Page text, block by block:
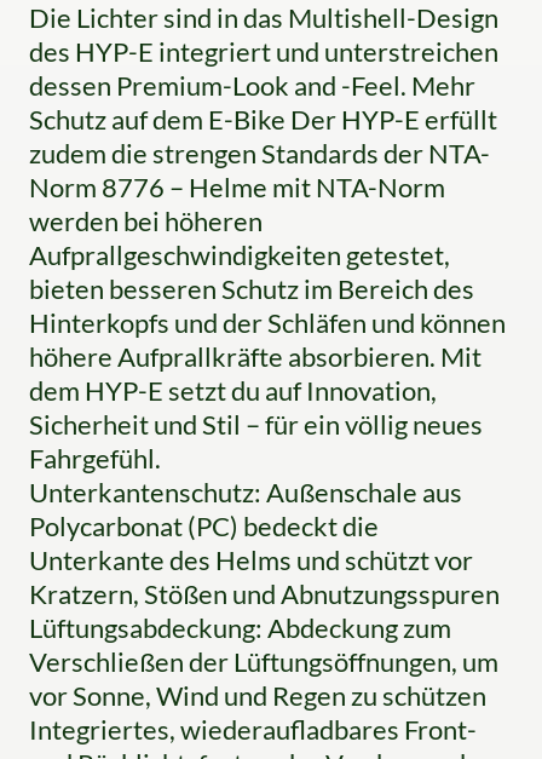
Die Lichter sind in das Multishell-Design
des HYP-E integriert und unterstreichen
dessen Premium-Look and -Feel. Mehr
Schutz auf dem E-Bike Der HYP-E erfüllt
zudem die strengen Standards der NTA-
Norm 8776 – Helme mit NTA-Norm
werden bei höheren
Aufprallgeschwindigkeiten getestet,
bieten besseren Schutz im Bereich des
Hinterkopfs und der Schläfen und können
höhere Aufprallkräfte absorbieren. Mit
dem HYP-E setzt du auf Innovation,
Sicherheit und Stil – für ein völlig neues
Fahrgefühl.
Unterkantenschutz: Außenschale aus
Polycarbonat (PC) bedeckt die
Unterkante des Helms und schützt vor
Kratzern, Stößen und Abnutzungsspuren
Lüftungsabdeckung: Abdeckung zum
Verschließen der Lüftungsöffnungen, um
vor Sonne, Wind und Regen zu schützen
Integriertes, wiederaufladbares Front-